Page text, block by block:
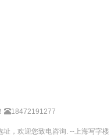
18472191277
，欢迎您致电咨询. --上海写字楼